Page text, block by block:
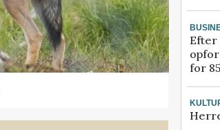
Efter
for